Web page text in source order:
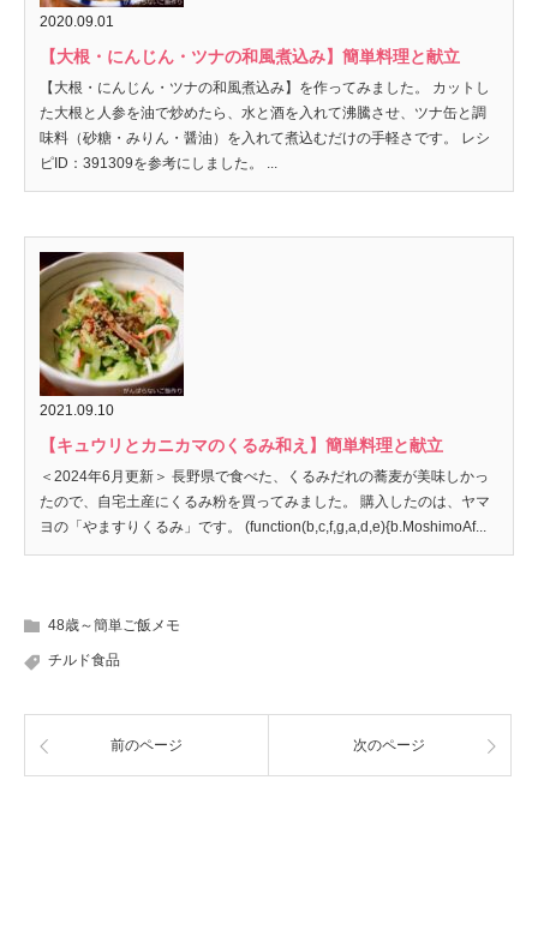
2020.09.01
【大根・にんじん・ツナの和風煮込み】簡単料理と献立
【大根・にんじん・ツナの和風煮込み】を作ってみました。 カットし
た大根と人参を油で炒めたら、水と酒を入れて沸騰させ、ツナ缶と調
味料（砂糖・みりん・醤油）を入れて煮込むだけの手軽さです。 レシ
ピID：391309を参考にしました。 ...
2021.09.10
【キュウリとカニカマのくるみ和え】簡単料理と献立
＜2024年6月更新＞ 長野県で食べた、くるみだれの蕎麦が美味しかっ
たので、自宅土産にくるみ粉を買ってみました。 購入したのは、ヤマ
ヨの「やますりくるみ」です。 (function(b,c,f,g,a,d,e){b.MoshimoAf...
48歳～簡単ご飯メモ
チルド食品
前のページ 次のページ